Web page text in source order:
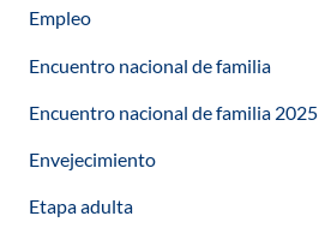
Empleo
Encuentro nacional de familia
Encuentro nacional de familia 2025
Envejecimiento
Etapa adulta